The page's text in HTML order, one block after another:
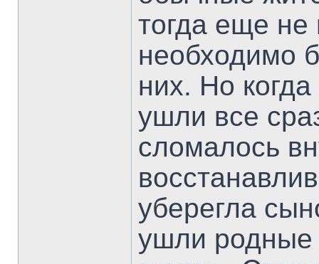
тогда еще не
необходимо
них. Но
ушли все
сломалось
уберегла
ушли родные